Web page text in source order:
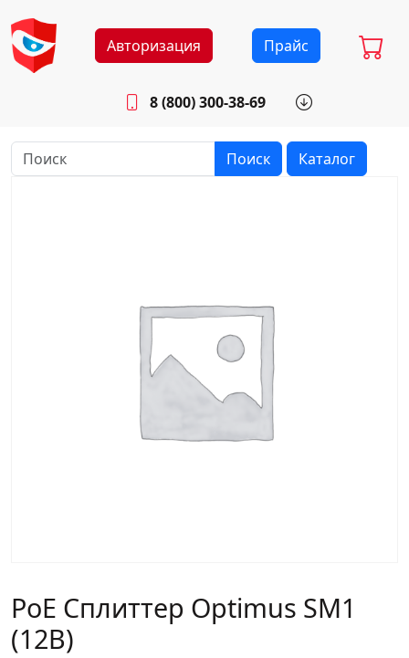
Авторизация Прайс
8 (800) 300-38-69
Будни: 8.30 - 17.00
Поиск Каталог
PoE Сплиттер Optimus SM1
(12B)